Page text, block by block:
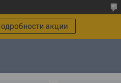
акции